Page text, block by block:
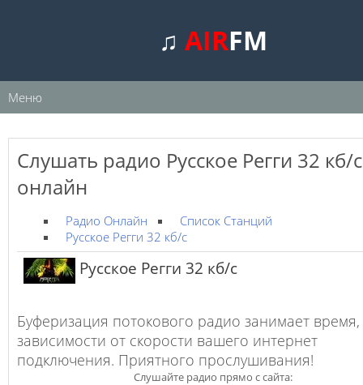
♫AIRFM
Меню
Слушать радио Русское Регги 32 кб/с
онлайн
Радио Онлайн
Список Станций
Русское Регги 32 кб/с
Русское Регги 32 кб/с
Буферизация потокового радио занимает время,
зависимости от скорости вашего интернет
подключения. Приятного прослушивания!
Слушайте радио прямо с сайта: